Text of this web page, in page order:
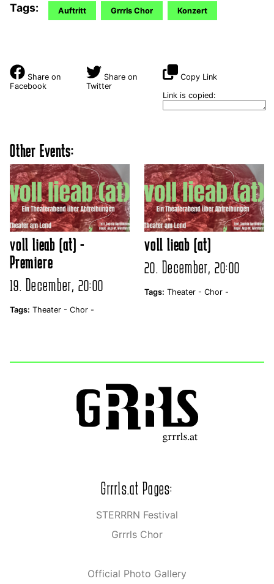
Tags: Auftritt Grrrls Chor Konzert
Share on
Facebook
Share on
Twitter
Copy Link
Link is copied:
Other Events:
voll lieab (at) -
Premiere
19. December, 20:00
Tags: Theater - Chor -
voll lieab (at)
20. December, 20:00
Tags: Theater - Chor -
Grrrls.at Pages:
STERRRN Festival
Grrrls Chor
Official Photo Gallery